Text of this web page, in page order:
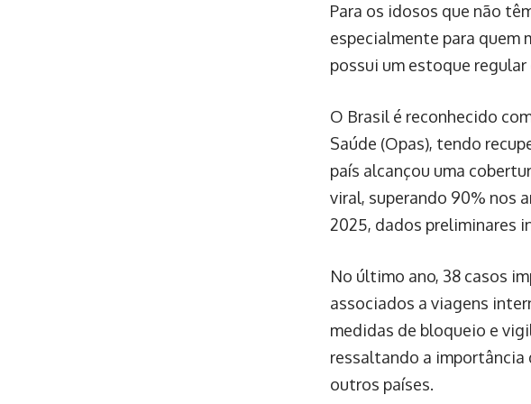
Para os idosos que não
especialmente para quem
possui um estoque
O Brasil é reconhecido
Saúde (Opas), tendo
país alcançou uma
viral, superando 90% nos
2025, dados preliminares
No último ano, 38 casos
associados a viagens
medidas de bloqueio e
ressaltando a importância
outros países.